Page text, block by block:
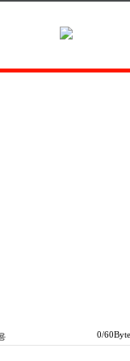
/60Byte